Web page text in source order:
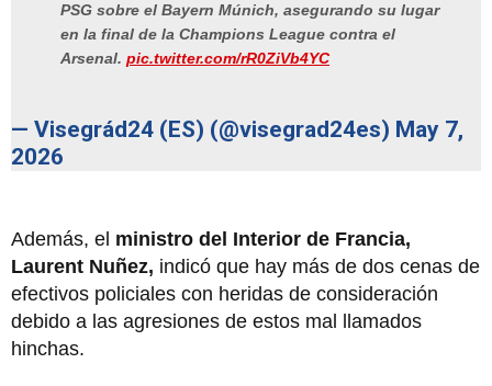
PSG sobre el Bayern Múnich, asegurando su lugar
en la final de la Champions League contra el
Arsenal. pic.twitter.com/rR0ZiVb4YC
— Visegrád24 (ES) (@visegrad24es) May 7,
2026
Además, el ministro del Interior de Francia,
Laurent Nuñez, indicó que hay más de dos cenas de
efectivos policiales con heridas de consideración
debido a las agresiones de estos mal llamados
hinchas.